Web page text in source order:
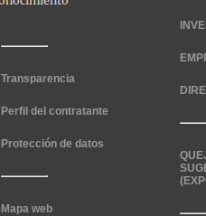
Transparencia
Perfil del contratante
Protección de datos
Mapa web